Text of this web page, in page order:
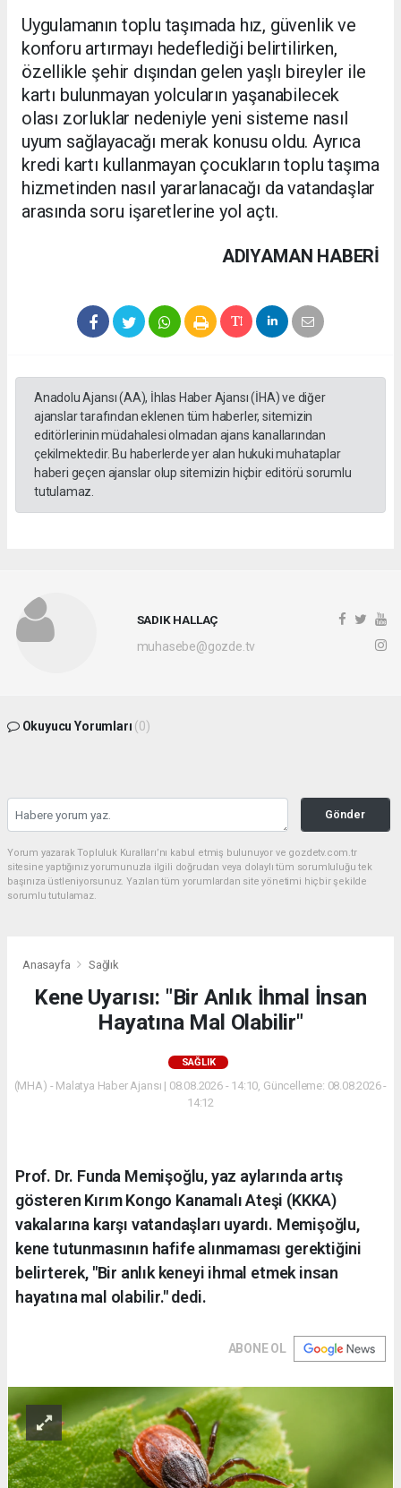
Uygulamanın toplu taşımada hız, güvenlik ve
konforu artırmayı hedeflediği belirtilirken,
özellikle şehir dışından gelen yaşlı bireyler ile
kartı bulunmayan yolcuların yaşanabilecek
olası zorluklar nedeniyle yeni sisteme nasıl
uyum sağlayacağı merak konusu oldu. Ayrıca
kredi kartı kullanmayan çocukların toplu taşıma
hizmetinden nasıl yararlanacağı da vatandaşlar
arasında soru işaretlerine yol açtı.
ADIYAMAN HABERİ
Anadolu Ajansı (AA), İhlas Haber Ajansı (İHA) ve diğer
ajanslar tarafından eklenen tüm haberler, sitemizin
editörlerinin müdahalesi olmadan ajans kanallarından
çekilmektedir. Bu haberlerde yer alan hukuki muhataplar
haberi geçen ajanslar olup sitemizin hiçbir editörü sorumlu
tutulamaz.
SADIK HALLAÇ
muhasebe@gozde.tv
Okuyucu Yorumları (0)
Gönder
Yorum yazarak Topluluk Kuralları’nı kabul etmiş bulunuyor ve gozdetv.com.tr
sitesine yaptığınız yorumunuzla ilgili doğrudan veya dolaylı tüm sorumluluğu tek
başınıza üstleniyorsunuz. Yazılan tüm yorumlardan site yönetimi hiçbir şekilde
sorumlu tutulamaz.
Anasayfa Sağlık
Kene Uyarısı: "Bir Anlık İhmal İnsan
Hayatına Mal Olabilir"
SAĞLIK
(MHA) - Malatya Haber Ajansı | 08.08.2026 - 14:10, Güncelleme: 08.08.2026 -
14:12
Prof. Dr. Funda Memişoğlu, yaz aylarında artış
gösteren Kırım Kongo Kanamalı Ateşi (KKKA)
vakalarına karşı vatandaşları uyardı. Memişoğlu,
kene tutunmasının hafife alınmaması gerektiğini
belirterek, "Bir anlık keneyi ihmal etmek insan
hayatına mal olabilir." dedi.
ABONE OL